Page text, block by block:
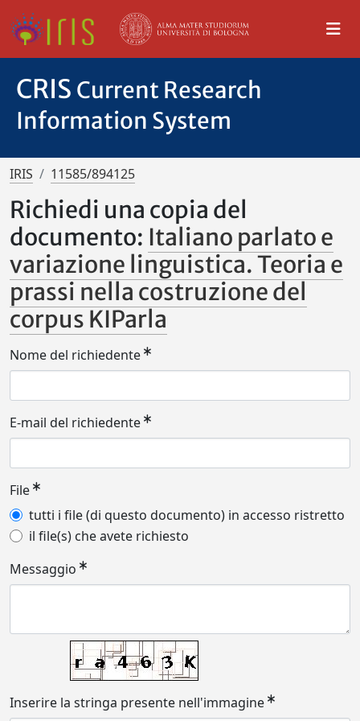
CRIS Current Research
Information System
IRIS 11585/894125
Richiedi una copia del
documento: Italiano parlato e
variazione linguistica. Teoria e
prassi nella costruzione del
corpus KIParla
Nome del richiedente
E-mail del richiedente
File
tutti i file (di questo documento) in accesso ristretto
il file(s) che avete richiesto
Messaggio
Inserire la stringa presente nell'immagine